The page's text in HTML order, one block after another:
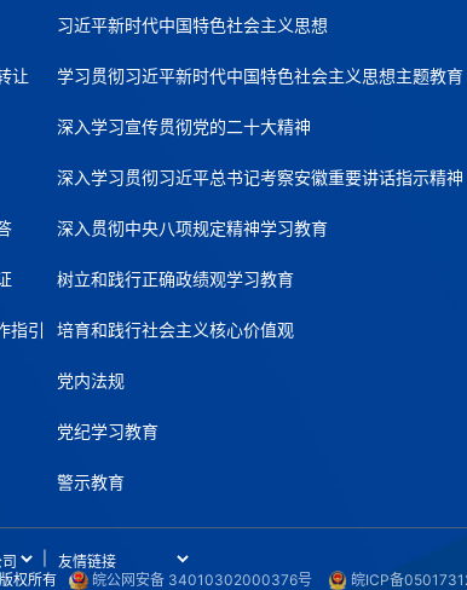
让
指引
习近平新时代中国特色社会主义思想
学习贯彻习近平新时代中国特色社会主义思想主题教育
深入学习宣传贯彻党的二十大精神
深入学习贯彻习近平总书记考察安徽重要讲话指示精神
深入贯彻中央八项规定精神学习教育
树立和践行正确政绩观学习教育
培育和践行社会主义核心价值观
党内法规
党纪学习教育
警示教育
权所有
皖公网安备 34010302000376号 皖ICP备